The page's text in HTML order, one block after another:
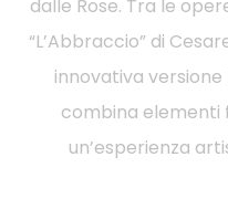
dalle Rose. Tra le
“L’Abbraccio” di
innovativa
combina elementi
un’esperienza